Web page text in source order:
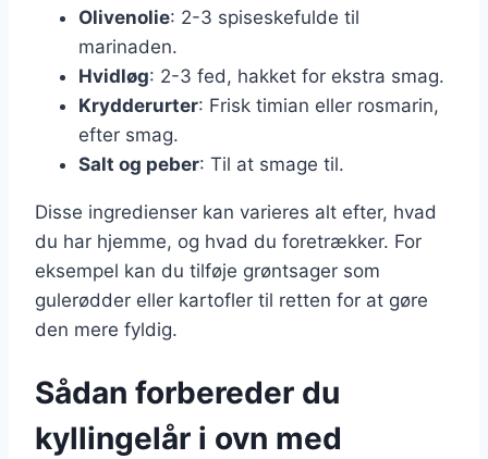
Olivenolie: 2-3 spiseskefulde til
marinaden.
Hvidløg: 2-3 fed, hakket for ekstra smag.
Krydderurter: Frisk timian eller rosmarin,
efter smag.
Salt og peber: Til at smage til.
Disse ingredienser kan varieres alt efter, hvad
du har hjemme, og hvad du foretrækker. For
eksempel kan du tilføje grøntsager som
gulerødder eller kartofler til retten for at gøre
den mere fyldig.
Sådan forbereder du
kyllingelår i ovn med